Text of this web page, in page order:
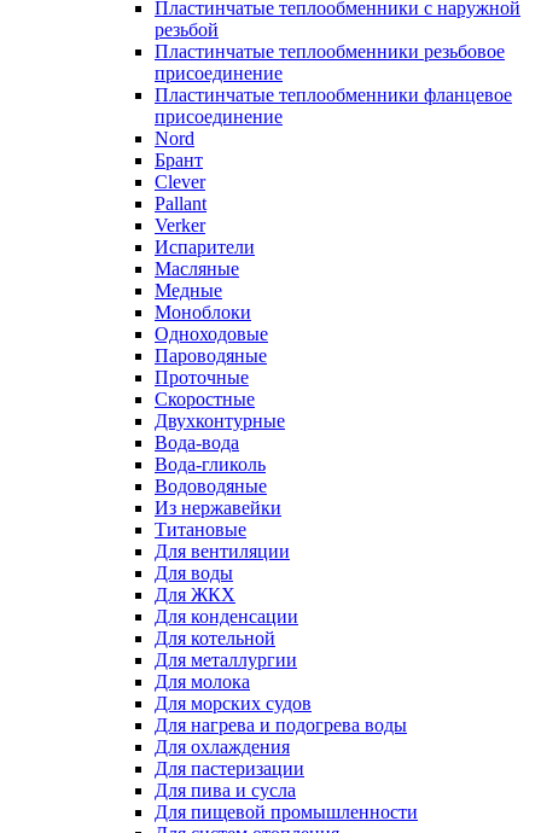
Пластинчатые теплообменники с наружной
резьбой
Пластинчатые теплообменники резьбовое
присоединение
Пластинчатые теплообменники фланцевое
присоединение
Nord
Брант
Clever
Pallant
Verker
Испарители
Масляные
Медные
Моноблоки
Одноходовые
Пароводяные
Проточные
Скоростные
Двухконтурные
Вода-вода
Вода-гликоль
Водоводяные
Из нержавейки
Титановые
Для вентиляции
Для воды
Для ЖКХ
Для конденсации
Для котельной
Для металлургии
Для молока
Для морских судов
Для нагрева и подогрева воды
Для охлаждения
Для пастеризации
Для пива и сусла
Для пищевой промышленности